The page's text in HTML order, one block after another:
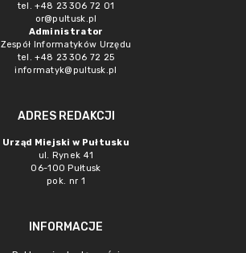
tel. +48 23 306 72 01
or@pultusk.pl
Administrator
Zespół Informatyków Urzędu
tel. +48 23 306 72 25
informatyk@pultusk.pl
ADRES REDAKCJI
Urząd Miejski w Pułtusku
ul. Rynek 41
06-100 Pułtusk
pok. nr 1
INFORMACJE